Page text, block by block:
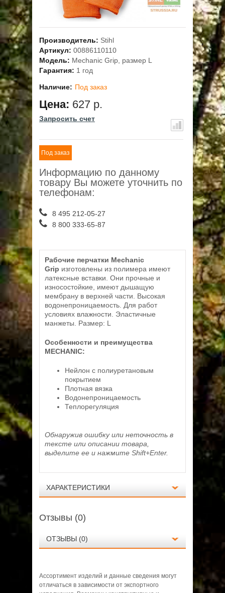
КОНТАКТЫ
АКЦИИ
Производитель: Stihl
Артикул: 00886110110
Модель: Mechanic Grip, размер L
Гарантия: 1 год
Наличие: Под заказ
Цена: 627 р.
Запросить счет
Под заказ
Информацию по данному
товару Вы можете уточнить по
телефонам:
8 495 212-05-27
8 800 333-65-87
Рабочие перчатки Mechanic
Grip изготовлены из полимера имеют
латексные вставки. Они прочные и
износостойкие, имеют дышащую
мембрану в верхней части. Высокая
водонепроницаемость. Для работ
условиях влажности. Эластичные
манжеты. Размер: L
Особенности и преимущества
MECHANIC:
Нейлон с полиуретановым
покрытием
Плотная вязка
Водонепроницаемость
Теплорегуляция
Обнаружив ошибку или неточность в
тексте или описании товара,
выделите ее и нажмите Shift+Enter.
ХАРАКТЕРИСТИКИ
Технические данные
Отзывы (0)
ОТЗЫВЫ (0)
Ассортимент изделий и данные сведения могут
отличаться в зависимости от экспортного